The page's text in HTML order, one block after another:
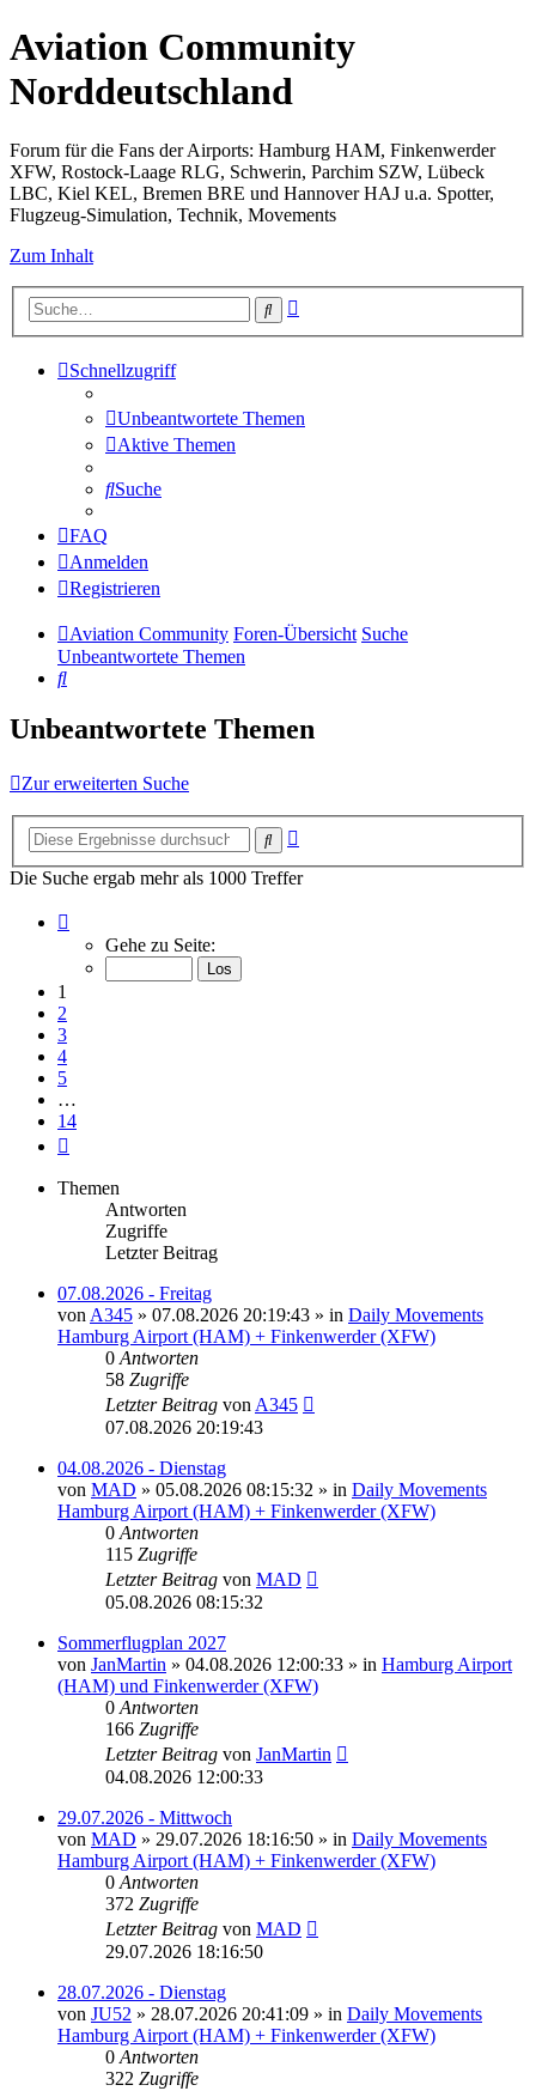
Aviation Community
Norddeutschland
Forum für die Fans der Airports: Hamburg HAM, Finkenwerder
XFW, Rostock-Laage RLG, Schwerin, Parchim SZW, Lübeck
LBC, Kiel KEL, Bremen BRE und Hannover HAJ u.a. Spotter,
Flugzeug-Simulation, Technik, Movements
Zum Inhalt
Suche
Schnellzugriff
Unbeantwortete Themen
Aktive Themen
Suche
FAQ
Anmelden
Registrieren
Aviation Community Foren-Übersicht Suche
Unbeantwortete Themen
Suche
Unbeantwortete Themen
Zur erweiterten Suche
Suche
Die Suche ergab mehr als 1000 Treffer
von
Gehe zu Seite:
1
2
3
4
5
…
14
Themen
Antworten
Zugriffe
Letzter Beitrag
07.08.2026 - Freitag
von A345 » 07.08.2026 20:19:43 » in Daily Movements
Hamburg Airport (HAM) + Finkenwerder (XFW)
0 Antworten
58 Zugriffe
Letzter Beitrag von A345
07.08.2026 20:19:43
04.08.2026 - Dienstag
von MAD » 05.08.2026 08:15:32 » in Daily Movements
Hamburg Airport (HAM) + Finkenwerder (XFW)
0 Antworten
115 Zugriffe
Letzter Beitrag von MAD
05.08.2026 08:15:32
Sommerflugplan 2027
von JanMartin » 04.08.2026 12:00:33 » in Hamburg Airport
(HAM) und Finkenwerder (XFW)
0 Antworten
166 Zugriffe
Letzter Beitrag von JanMartin
04.08.2026 12:00:33
29.07.2026 - Mittwoch
von MAD » 29.07.2026 18:16:50 » in Daily Movements
Hamburg Airport (HAM) + Finkenwerder (XFW)
0 Antworten
372 Zugriffe
Letzter Beitrag von MAD
29.07.2026 18:16:50
28.07.2026 - Dienstag
von JU52 » 28.07.2026 20:41:09 » in Daily Movements
Hamburg Airport (HAM) + Finkenwerder (XFW)
0 Antworten
322 Zugriffe